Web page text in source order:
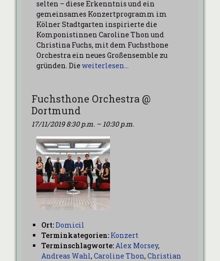
selten – diese Erkenntnis und ein
gemeinsames Konzertprogramm im
Kölner Stadtgarten inspirierte die
Komponistinnen Caroline Thon und
Christina Fuchs, mit dem Fuchsthone
Orchestra ein neues Großensemble zu
gründen. Die weiterlesen…
Fuchsthone Orchestra @
Dortmund
17/11/2019 8:30 p.m. – 10:30 p.m.
Ort:Domicil
Terminkategorien: Konzert
Terminschlagworte:Alex Morsey,
Andreas Wahl, Caroline Thon, Christian